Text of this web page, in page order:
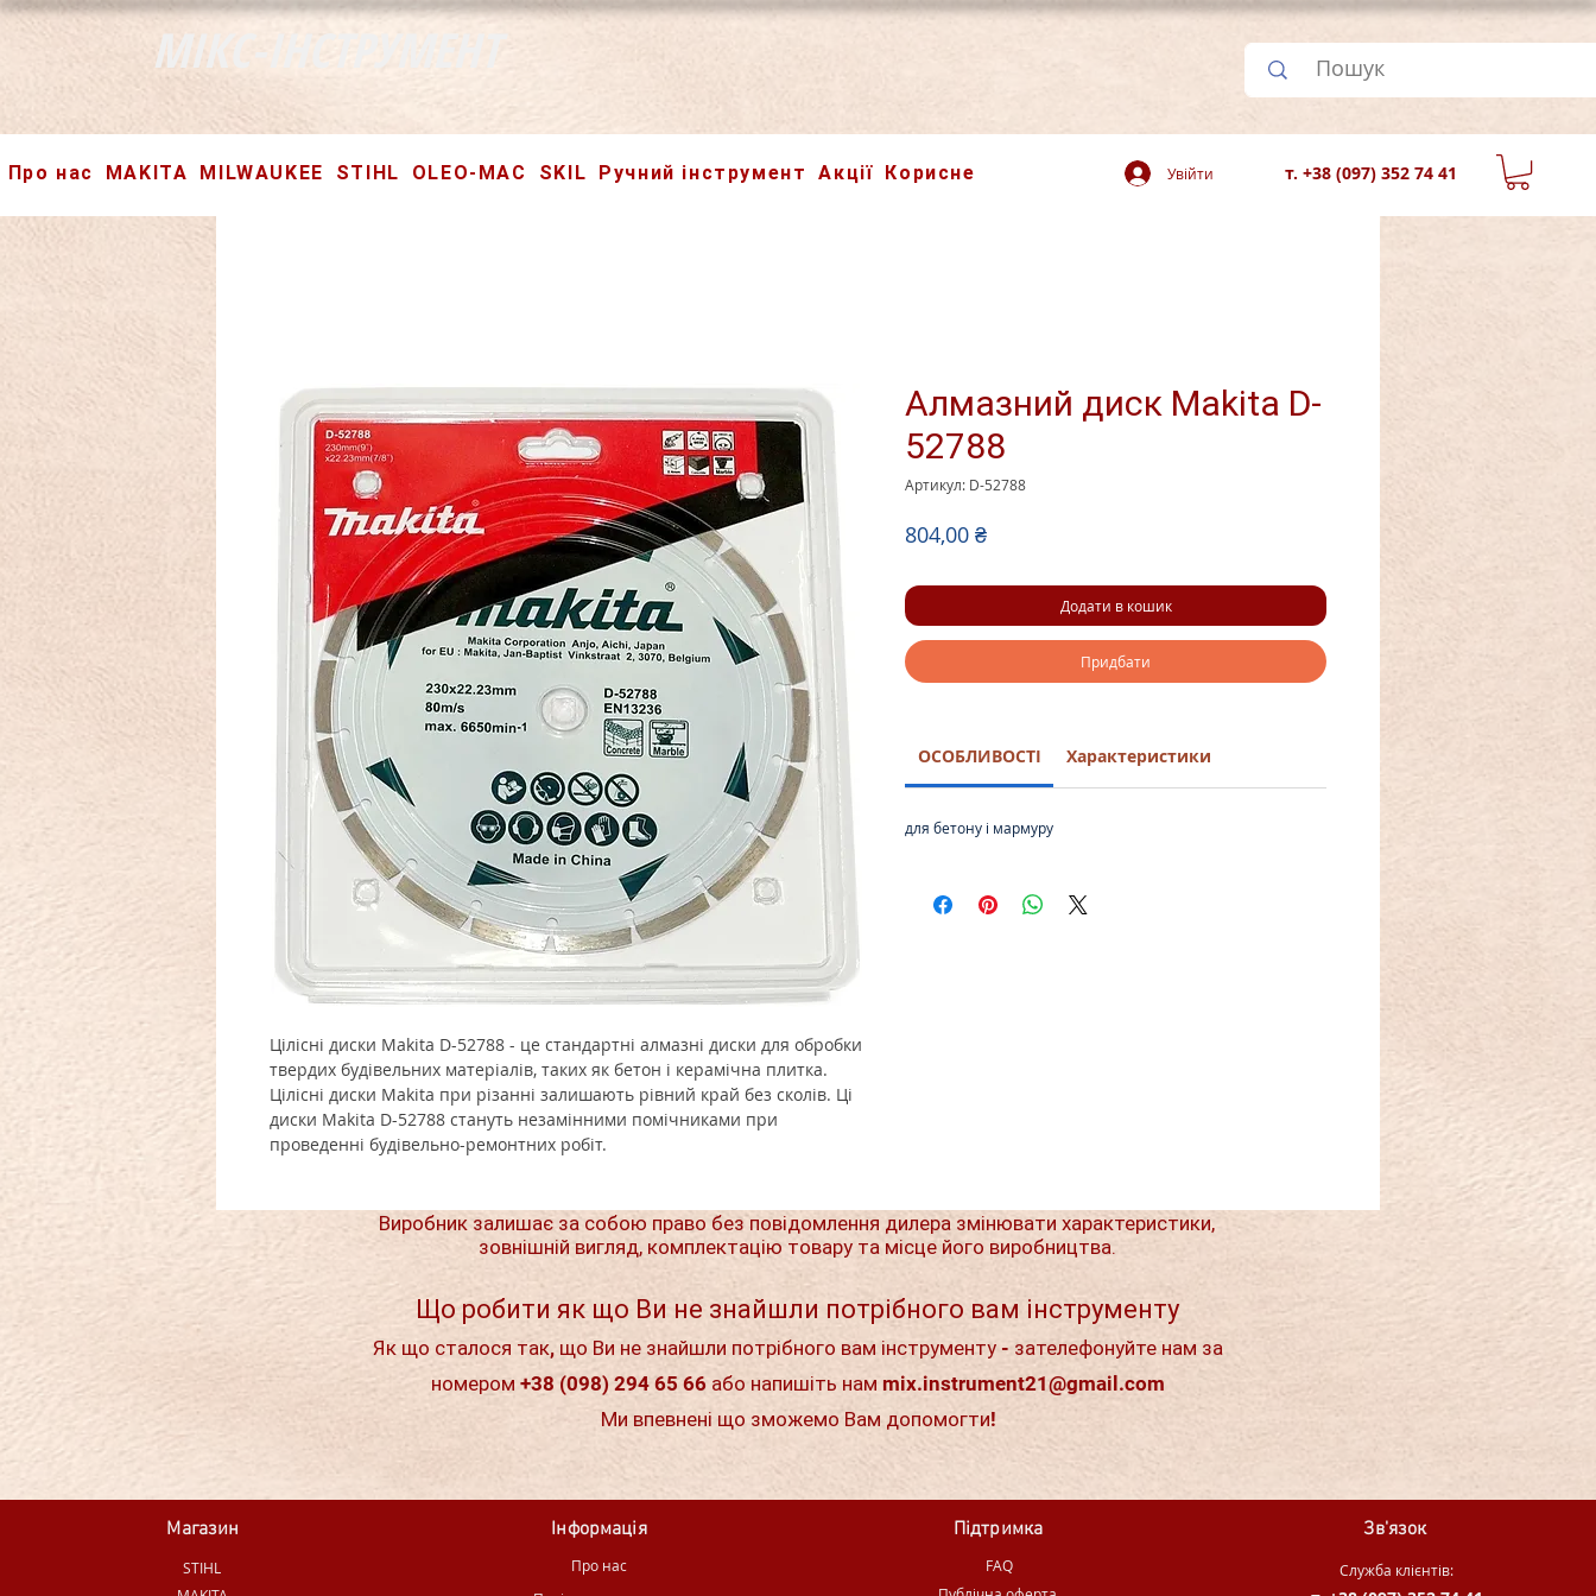
МІКС-ІНСТРУМЕНТ
Про нас MAKITA MILWAUKEE STIHL OLEO-MAC SKIL Ручний інструмент Акції Корисне т. +38 (097) 352 74 41
Увійти
Цілісні диски Makita D-52788 - це стандартні алмазні диски для обробки
твердих будівельних матеріалів, таких як бетон і керамічна плитка.
Цілісні диски Makita при різанні залишають рівний край без сколів. Ці
диски Makita D-52788 стануть незамінними помічниками при
проведенні будівельно-ремонтних робіт.
Алмазний диск Makita D-
52788
Артикул: D-52788
804,00 ₴Ціна
Додати в кошик
Придбати
ОСОБЛИВОСТІ Характеристики
для бетону і мармуру
Виробник залишає за собою право без повідомлення дилера змінювати характеристики,
зовнішній вигляд, комплектацію товару та місце його виробництва.
Що робити як що Ви не знайшли потрібного вам інструменту
Як що сталося так, що Ви не знайшли потрібного вам інструменту - зателефонуйте нам за
номером +38 (098) 294 65 66 або напишіть нам mix.instrument21@gmail.com
Ми впевнені що зможемо Вам допомогти!
Магазин
STIHL
Інформація
Про нас
Підтримка
FAQ
Зв'язок
Служба клієнтів: